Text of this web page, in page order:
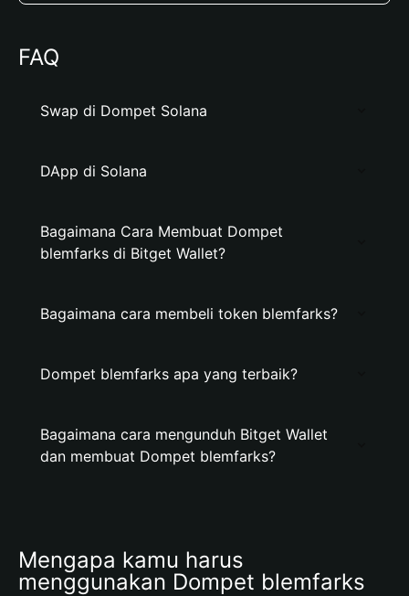
FAQ
Swap di Dompet Solana
DApp di Solana
Bagaimana Cara Membuat Dompet
blemfarks di Bitget Wallet?
Bagaimana cara membeli token blemfarks?
Dompet blemfarks apa yang terbaik?
Bagaimana cara mengunduh Bitget Wallet
dan membuat Dompet blemfarks?
Mengapa kamu harus
menggunakan Dompet blemfarks